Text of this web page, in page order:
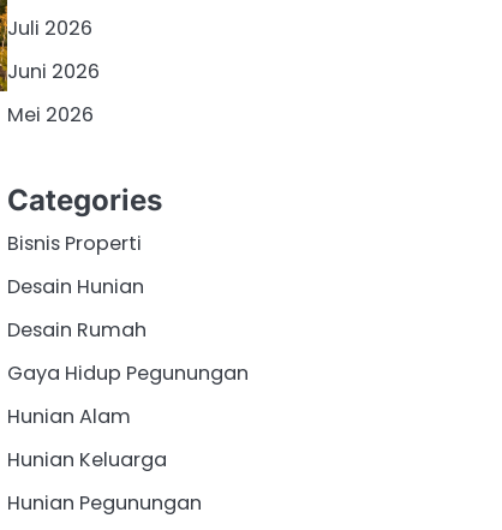
Juli 2026
Juni 2026
Mei 2026
Categories
Bisnis Properti
Desain Hunian
Desain Rumah
Gaya Hidup Pegunungan
Hunian Alam
Hunian Keluarga
Hunian Pegunungan